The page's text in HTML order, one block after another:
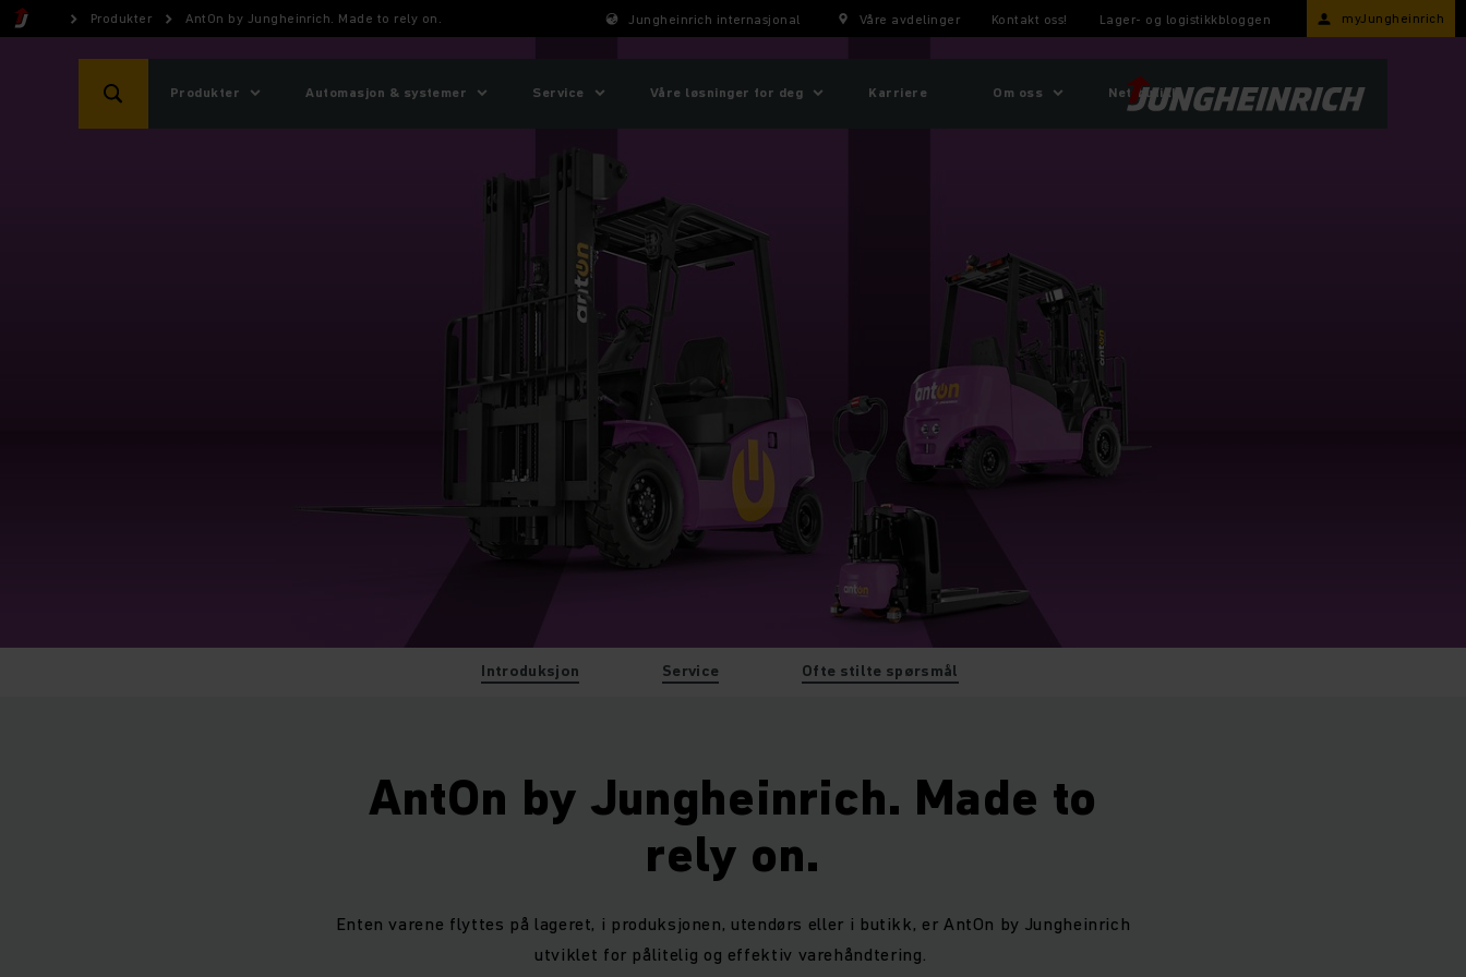
Produkter AntOn by Jungheinrich. Made to rely on. Jungheinrich internasjonal Våre avdelinger Kontakt oss! Lager- og logistikkbloggen myJungheinrich
Produkter Automasjon & systemer Service Våre løsninger for deg Karriere Om oss Nettbutikk
Introduksjon Service Ofte stilte spørsmål
AntOn by Jungheinrich. Made to
rely on.
Enten varene flyttes på lageret, i produksjonen, utendørs eller i butikk, er AntOn by Jungheinrich
utviklet for pålitelig og effektiv varehåndtering.